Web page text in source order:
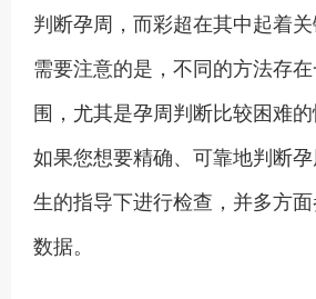
判断孕周，而彩超在其中起着
需要注意的是，不同的方法存
围，尤其是孕周判断比较困难的
如果您想要精确、可靠地判断
生的指导下进行检查，并多方
数据。